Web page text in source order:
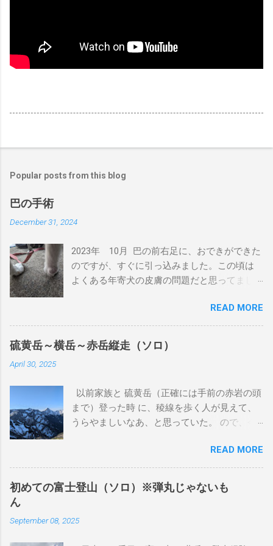
Popular posts from this blog
巴の手術
December 31, 2024
2023年 10月 巴の前右足に、おできができた
のですが、すぐに引っ込みました。この頃は
よくある年寄犬の皮膚の問題だと思ってまし
ができました。丁度、狂犬病注射の時期だっ
たため、その頃の獣医に処方を聞きました。
前回と同じように引っ込むと思うが、大きく
なるようだったら相談してということでし
た。 この獣医さんは、来月廃業するとのこと
だったので、紹介状を書いてもらいました。
2024年 7月 おできが大きくなってきているの
ました。そちらでも、良性とも悪性ともわか
らず、巴が15歳（人間で言うと83歳）なの
で、手術に伴う麻酔の体への負担を気にされ
く、よく食べ、うんちも健康そのものでし
READ MORE
硫黄岳～横岳～赤岳縦走（ソロ）
April 30, 2025
以前家族と 硫黄岳（正確には手前の赤岩の頭
まで）登った時 に、稜線を歩く人が見えて、
うらやましいなあ、と思っていた。 ので、今
キャンする日の前日に、ソロで小屋泊して、
稜線歩きをすることにしました。 1日目 登山
口まで 地元駅早朝に出て、東京駅から佐久平
まで北陸新幹線で行き、JR小海線で小海駅ま
ん。平日の朝だったため、通学の高校生でい
READ MORE
初めての富士登山（ソロ）※弾丸じゃないも
ん
September 08, 2025